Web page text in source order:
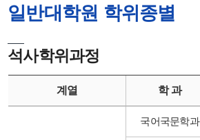
일반대학원 학위종별
석사학위과정
계열 학 과
국어국문학과